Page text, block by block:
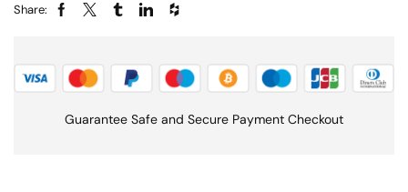
Share:
Guarantee Safe and Secure Payment Checkout